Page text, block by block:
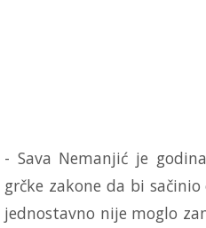
- Sava Nemanjić je
grčke zakone da bi
jednostavno nije moglo